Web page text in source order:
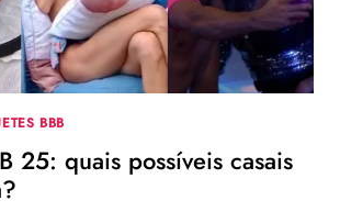
BBB
25: quais possíveis casais